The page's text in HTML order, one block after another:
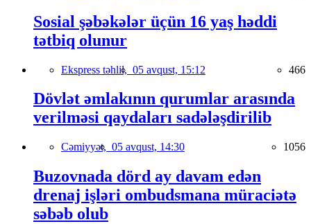
Sosial şəbəkələr üçün 16 yaş həddi
tətbiq olunur
Ekspress təhlil, 05 avqust, 15:12 466
Dövlət əmlakının qurumlar arasında
verilməsi qaydaları sadələşdirilib
Cəmiyyət, 05 avqust, 14:30 1056
Buzovnada dörd ay davam edən
drenaj işləri ombudsmana müraciətə
səbəb olub